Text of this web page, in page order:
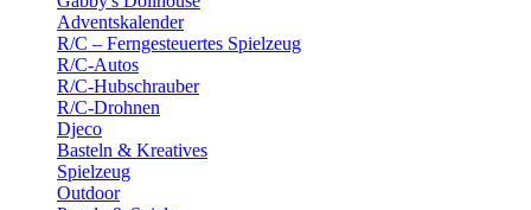
Adventskalender
R/C – Ferngesteuertes Spielzeug
R/C-Autos
R/C-Hubschrauber
R/C-Drohnen
Djeco
Basteln & Kreatives
Spielzeug
Outdoor